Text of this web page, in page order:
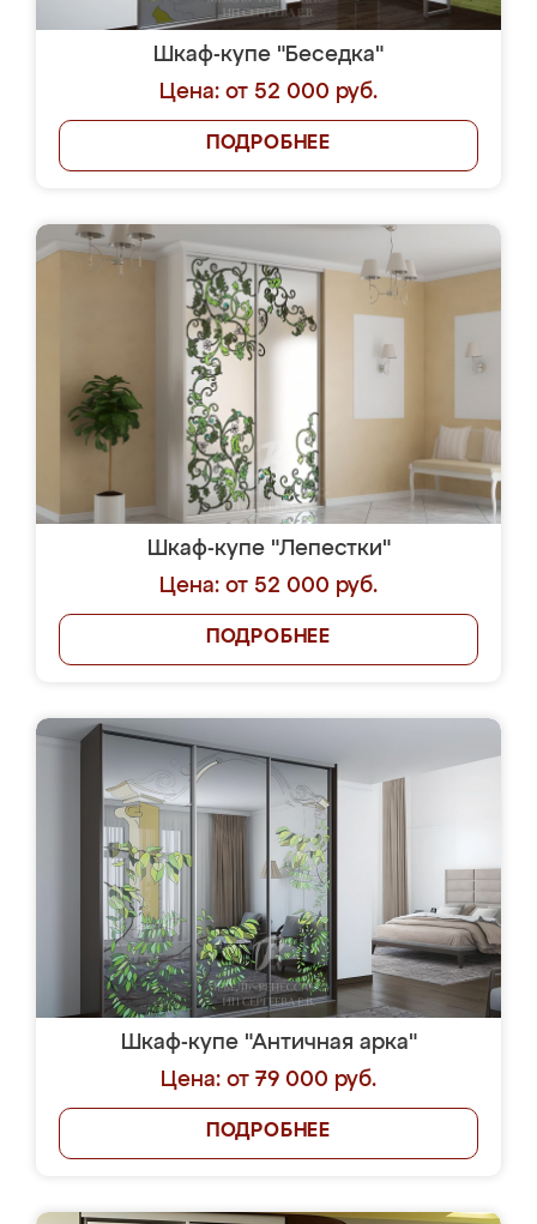
Шкаф-купе "Беседка"
Цена: от 52 000 руб.
ПОДРОБНЕЕ
Шкаф-купе "Лепестки"
Цена: от 52 000 руб.
ПОДРОБНЕЕ
Шкаф-купе "Античная арка"
Цена: от 79 000 руб.
ПОДРОБНЕЕ